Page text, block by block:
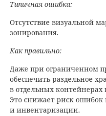
Типичная ошибка:
Отсутствие визуальной
зонирования.
Как правильно:
Даже при ограниченном
обеспечить раздельное
в отдельных
Это снижает риск ошибок
и инвентаризации.